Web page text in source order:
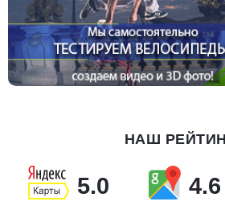
НАШ
5.0 4.6